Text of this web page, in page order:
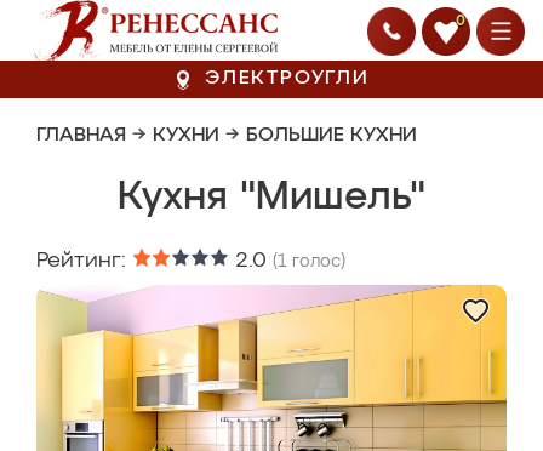
0
ЭЛЕКТРОУГЛИ
ГЛАВНАЯ → КУХНИ → БОЛЬШИЕ КУХНИ
Кухня "Мишель"
Рейтинг: 2.0 (1 голос)